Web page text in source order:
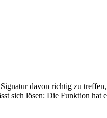
davon richtig zu
sich lösen: Die Funktion